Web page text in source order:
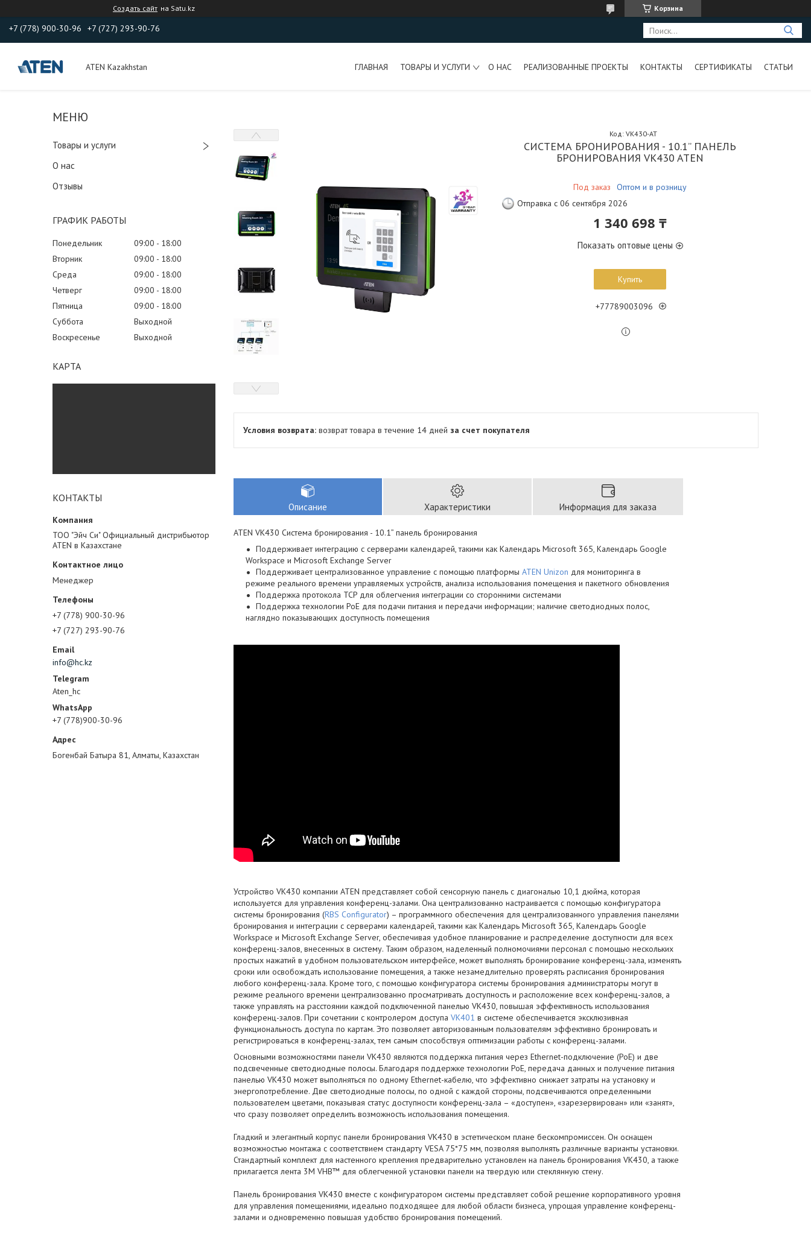
Создать сайт на Satu.kz Корзина
+7 (778) 900-30-96 +7 (727) 293-90-76
ATEN Kazakhstan ГЛАВНАЯ ТОВАРЫ И УСЛУГИ О НАС РЕАЛИЗОВАННЫЕ ПРОЕКТЫ КОНТАКТЫ СЕРТИФИКАТЫ СТАТЬИ
Товары и услуги
О нас
Отзывы
ГРАФИК РАБОТЫ
Понедельник 09:00
18:00
Вторник
09:00
18:00
Среда
09:00
18:00
Четверг
09:00
18:00
Пятница
09:00
18:00
Суббота
Выходной
Воскресенье
Выходной
КАРТА
КОНТАКТЫ
ТОО "Эйч Си" Официальный дистрибьютор
ATEN в Казахстане
Менеджер
+7 (778) 900-30-96
+7 (727) 293-90-76
info@hc.kz
Aten_hc
+7 (778)900-30-96
Богенбай Батыра 81, Алматы, Казахстан
СИСТЕМА БРОНИРОВАНИЯ - 10.1” ПАНЕЛЬ
БРОНИРОВАНИЯ VK430 ATEN
Под заказ Оптом и в розницу
Код: VK430-AT
Отправка с 06 сентября 2026
1 340 698 ₸
Показать оптовые цены
Купить
+77789003096
возврат товара в течение 14 дней за счет покупателя
Описание Характеристики Информация для заказа
ATEN VK430 Система бронирования - 10.1” панель бронирования
Поддерживает интеграцию с серверами календарей, такими как Календарь Microsoft 365, Календарь Google
Workspace и Microsoft Exchange Server
Поддерживает централизованное управление с помощью платформы ATEN Unizon для мониторинга в
режиме реального времени управляемых устройств, анализа использования помещения и пакетного обновления
Поддержка протокола TCP для облегчения интеграции со сторонними системами
Поддержка технологии PoE для подачи питания и передачи информации; наличие светодиодных полос,
наглядно показывающих доступность помещения
Устройство VK430 компании ATEN представляет собой сенсорную панель с диагональю 10,1 дюйма, которая
используется для управления конференц-залами. Она централизованно настраивается с помощью конфигуратора
системы бронирования (RBS Configurator) – программного обеспечения для централизованного управления панелями
бронирования и интеграции с серверами календарей, такими как Календарь Microsoft 365, Календарь Google
Workspace и Microsoft Exchange Server, обеспечивая удобное планирование и распределение доступности для всех
конференц-залов, внесенных в систему. Таким образом, наделенный полномочиями персонал с помощью нескольких
простых нажатий в удобном пользовательском интерфейсе, может выполнять бронирование конференц-зала, изменять
сроки или освобождать использование помещения, а также незамедлительно проверять расписания бронирования
любого конференц-зала. Кроме того, с помощью конфигуратора системы бронирования администраторы могут в
режиме реального времени централизованно просматривать доступность и расположение всех конференц-залов, а
также управлять на расстоянии каждой подключенной панелью VK430, повышая эффективность использования
конференц-залов. При сочетании с контролером доступа VK401 в системе обеспечивается эксклюзивная
функциональность доступа по картам. Это позволяет авторизованным пользователям эффективно бронировать и
регистрироваться в конференц-залах, тем самым способствуя оптимизации работы с конференц-залами.
Основными возможностями панели VK430 являются поддержка питания через Ethernet-подключение (PoE) и две
подсвеченные светодиодные полосы. Благодаря поддержке технологии PoE, передача данных и получение питания
панелью VK430 может выполняться по одному Ethernet-кабелю, что эффективно снижает затраты на установку и
энергопотребление. Две светодиодные полосы, по одной с каждой стороны, подсвечиваются определенными
пользователем цветами, показывая статус доступности конференц-зала – «доступен», «зарезервирован» или «занят»,
что сразу позволяет определить возможность использования помещения.
Гладкий и элегантный корпус панели бронирования VK430 в эстетическом плане бескомпромиссен. Он оснащен
возможностью монтажа с соответствием стандарту VESA 75*75 мм, позволяя выполнять различные варианты установки.
Стандартный комплект для настенного крепления предварительно установлен на панель бронирования VK430, а также
прилагается лента 3M VHB™ для облегченной установки панели на твердую или стеклянную стену.
Панель бронирования VK430 вместе с конфигуратором системы представляет собой решение корпоративного уровня
для управления помещениями, идеально подходящее для любой области бизнеса, упрощая управление конференц-
залами и одновременно повышая удобство бронирования помещений.